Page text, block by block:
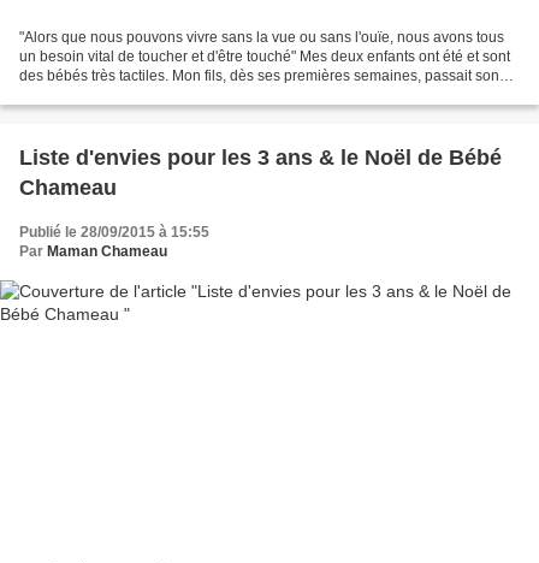
"Alors que nous pouvons vivre sans la vue ou sans l'ouïe, nous avons tous
un besoin vital de toucher et d'être touché" Mes deux enfants ont été et sont
des bébés très tactiles. Mon fils, dès ses premières semaines, passait son
Liste d'envies pour les 3 ans & le Noël de Bébé
Chameau
Publié le 28/09/2015 à 15:55
Par Maman Chameau